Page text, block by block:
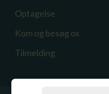
Optagelse
Kom og besøg os
Tilmelding